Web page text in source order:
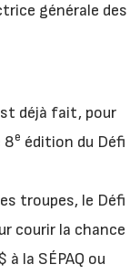
générale des
déjà fait, pour
8e édition du Défi
troupes, le Défi
courir la chance
la SÉPAQ ou